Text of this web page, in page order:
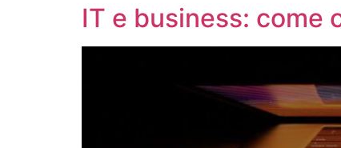
IT e business: come